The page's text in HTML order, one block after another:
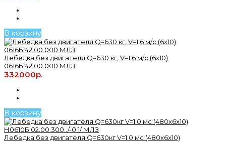
В корзину
Лебедка без двигателя Q=630 кг, V=1,6 м/с (6х10)
0616Б.42.00.000 МЛЗ
332000р.
В корзину
Лебедка без двигателя Q=630кг V=1.0 мс (480х6х10)